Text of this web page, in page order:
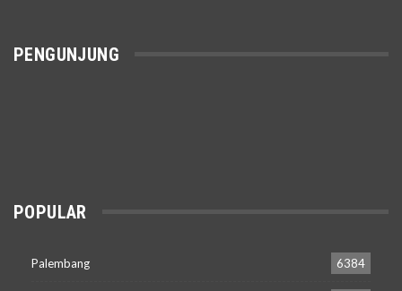
PENGUNJUNG
POPULAR
Palembang 6384